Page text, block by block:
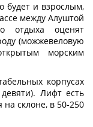
будет и взрослым,
между Алуштой
отдыха оценят
(можжевеловую
морским
корпусах
Лифт есть
склоне, в 50-250